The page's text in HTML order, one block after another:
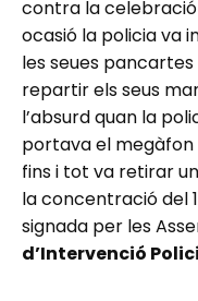
contra la celebració
ocasió la policia va
les seues
repartir els seus
l’absurd quan la
portava el megàfon
fins i tot va retirar
la concentració del
signada per les
d’Intervenció